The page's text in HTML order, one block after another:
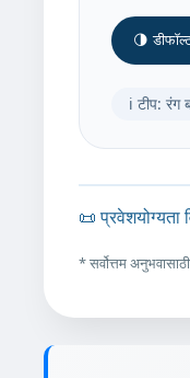
🌗
ℹ️ टीप: रंग
📜 प्रवेशयोग्यता
* सर्वोत्तम